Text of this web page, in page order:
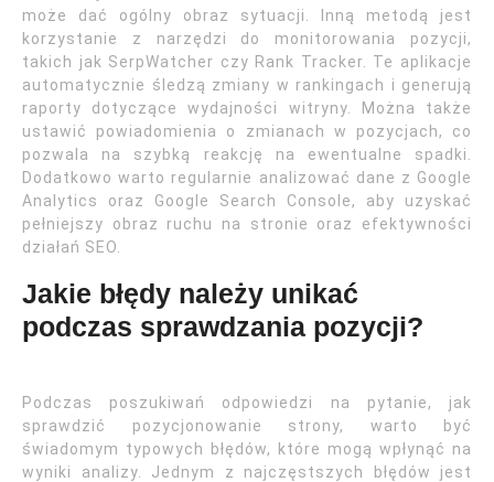
może dać ogólny obraz sytuacji. Inną metodą jest
korzystanie z narzędzi do monitorowania pozycji,
takich jak SerpWatcher czy Rank Tracker. Te aplikacje
automatycznie śledzą zmiany w rankingach i generują
raporty dotyczące wydajności witryny. Można także
ustawić powiadomienia o zmianach w pozycjach, co
pozwala na szybką reakcję na ewentualne spadki.
Dodatkowo warto regularnie analizować dane z Google
Analytics oraz Google Search Console, aby uzyskać
pełniejszy obraz ruchu na stronie oraz efektywności
działań SEO.
Jakie błędy należy unikać
podczas sprawdzania pozycji?
Podczas poszukiwań odpowiedzi na pytanie, jak
sprawdzić pozycjonowanie strony, warto być
świadomym typowych błędów, które mogą wpłynąć na
wyniki analizy. Jednym z najczęstszych błędów jest